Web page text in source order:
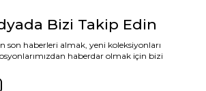
Bizi Takip Edin
son haberleri almak, yeni koleksiyonları
haberdar olmak için bizi